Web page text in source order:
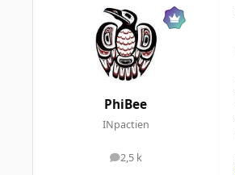
PhiBee
INpactien
2,5 k
messages